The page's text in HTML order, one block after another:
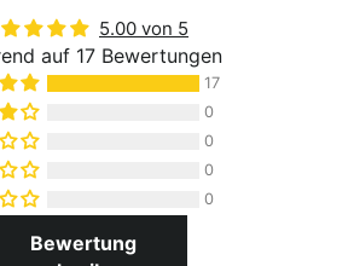
5.00 von 5
auf 17 Bewertungen
17
0
0
0
0
Bewertung